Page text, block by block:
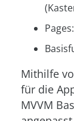
Mithilfe
für die
MVVM